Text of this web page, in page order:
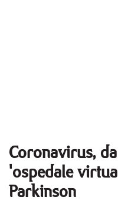
Coronavirus,
'ospedale
Parkinson